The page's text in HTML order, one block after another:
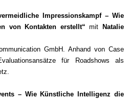
Impressionskampf – Wie
von Kontakten erstellt“ mit
Natalie
GmbH. Anhand von Case
für Roadshows als
– Wie Künstliche Intelligenz die